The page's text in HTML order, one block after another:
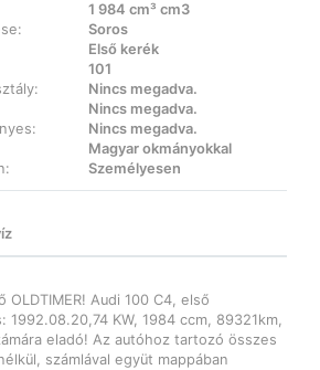
1 984 cm³ cm3
Soros
Első kerék
101
Nincs megadva.
Nincs megadva.
Nincs megadva.
Magyar okmányokkal
Személyesen
OLDTIMER! Audi 100 C4, első
1992.08.20,74 KW, 1984 ccm, 89321km,
eladó! Az autóhoz tartozó összes
számlával együt mappában